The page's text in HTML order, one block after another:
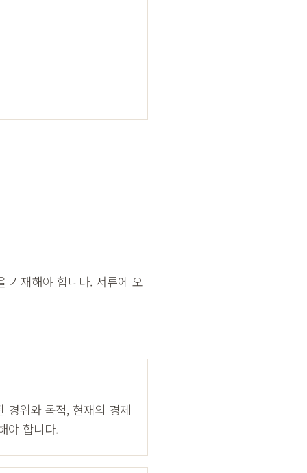
기재해야 합니다. 서류에 오
경위와 목적, 현재의 경제
야 합니다.